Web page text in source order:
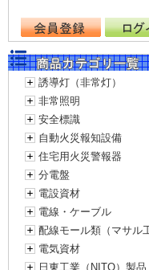
誘導灯（非常灯）
非常照明
安全標識
自動火災報知設備
住宅用火災警報器
分電盤
電設資材
電線・ケーブル
配線モール類（マサル
電気資材
日東工業（NITO）製品